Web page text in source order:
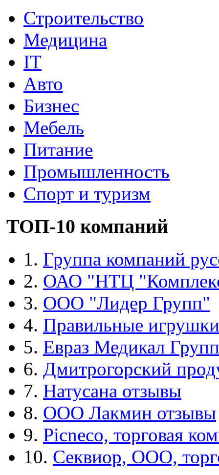
Строительство
Медицина
IT
Авто
Бизнес
Мебель
Питание
Промышленность
Спорт и туризм
ТОП-10 компаний
1. Группа компаний
2. ОАО "НТЦ
3. ООО "Лидер Групп"
4. Правильные игрушки
5. Евраз Медикал Групп
6. Дмитрогорский
7. Натусана отзывы
8. ООО Лакмин отзывы
9. Picneco, торговая
10. Секвиор, ООО,